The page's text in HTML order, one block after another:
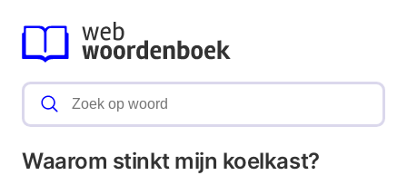
Waarom stinkt mijn koelkast?